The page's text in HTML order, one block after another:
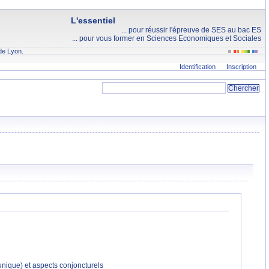
L'essentiel
... pour réussir l'épreuve de SES au bac ES
... pour vous former en Sciences Economiques et Sociales
Lyon.
Identification Inscription
et aspects conjoncturels